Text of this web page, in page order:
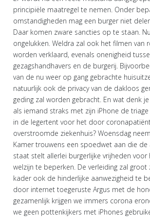
principiële maatregel te nemen. Onder
omstandigheden mag een burger niet
Daar komen zware sancties op te staan.
ongelukken. Weldra zal ook het filmen van
worden verklaard, evenals onenigheid
gezagshandhavers en de burgerij.
van de nu weer op gang gebrachte
natuurlijk ook de privacy van de dakloos
geding zal worden gebracht. En wat denk
als iemand straks met zijn iPhone de
in de legertent voor het door
overstroomde ziekenhuis? Woensdag
Kamer trouwens een spoedwet aan die
staat stelt allerlei burgerlijke vrijheden voor
welzijn te beperken. De verleiding zal
kader ook de hinderlijke aanwezigheid te
door internet toegeruste Argus met de
gezamenlijk krijgen we immers corona
we geen pottenkijkers met iPhones